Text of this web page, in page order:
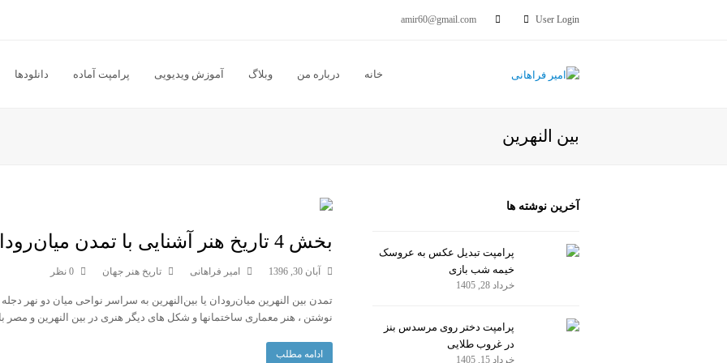
amir60@gmail.com User Login
خانه درباره من وبلاگ آموزش ویدیویی پرامپت آماده دانلودها
بین النهرین
بخش 4 تاریخ هنر آشنایی با تمدن میان‌رودان یا بین النهرین
آبان 30, 1396 امیر فراهانی تاریخ هنر جهان 0 نظر
نوشتن ، هنر معماری ساختمانها و شكل های دیگر هنری در بین النهرین و مصر
ادامه مطلب
آخرین نوشته ها
پرامپت تبدیل عکس به عروسک
خیمه شب بازی
خرداد 28, 1405
پرامپت دختر روی مرسدس بنز
در غروب طلایی
خرداد 15, 1405